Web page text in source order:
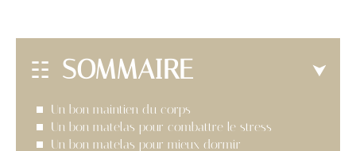
SOMMAIRE
Un bon maintien du corps
Un bon matelas pour combattre le stress
Un bon matelas pour mieux dormir